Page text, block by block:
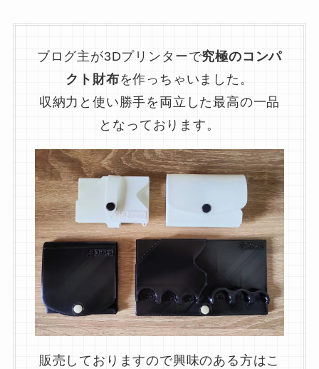
ブログ主が3Dプリンターで究極のコンパ
クト財布を作っちゃいました。
収納力と使い勝手を両立した最高の一品
となっております。
販売しておりますので興味のある方はこ